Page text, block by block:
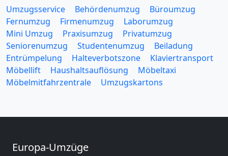
Umzugsservice Behördenumzug
Büroumzug
Fernumzug
Firmenumzug
Laborumzug
Mini Umzug
Praxisumzug
Privatumzug
Seniorenumzug
Studentenumzug
Beiladung
Entrümpelung
Halteverbotszone
Klaviertransport
Möbellift
Haushaltsauflösung
Möbeltaxi
Möbelmitfahrzentrale
Umzugskartons
Europa-Umzüge